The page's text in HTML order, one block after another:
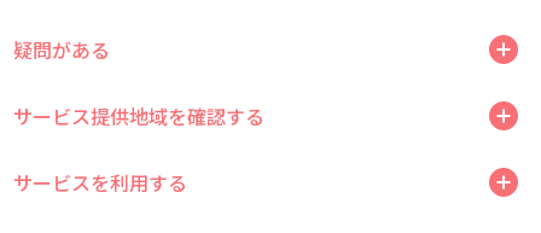
疑問がある
サービス提供地域を確認する
サービスを利用する